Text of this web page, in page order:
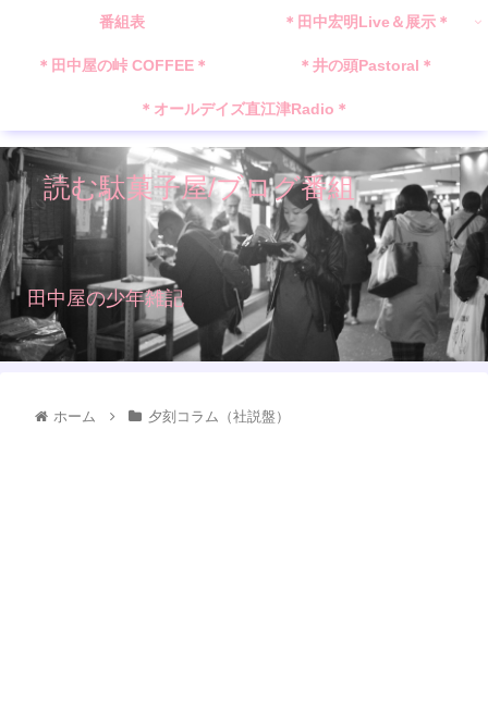
読む駄菓子屋/ブログ番組
田中屋の少年雑記
番組表 ＊田中宏明Live＆展示＊
＊田中屋の峠 COFFEE＊ ＊井の頭Pastoral＊
＊オールデイズ直江津Radio＊
ホーム 夕刻コラム（社説盤）